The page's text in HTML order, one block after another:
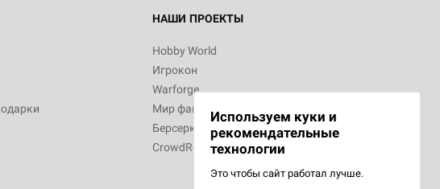
НАШИ ПРОЕКТЫ
Hobby World
Игрокон
Warforge
Мир фантастики
Берсерк
CrowdRepublic
Используем куки и
рекомендательные
технологии
Это чтобы сайт работал лучше.
Hobby World Ужас